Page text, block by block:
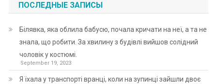
ПОСЛЕДНЫЕ ЗАПИСЫ
Білявка, яка облила бабусю, почала кричати на неї, а та не
знала, що робити. За хвилину з будівлі вийшов солідний
чоловік у костюмі.
September 19, 2023
Я їхала у транспорті вранці, коли на зупинці зайшли двоє